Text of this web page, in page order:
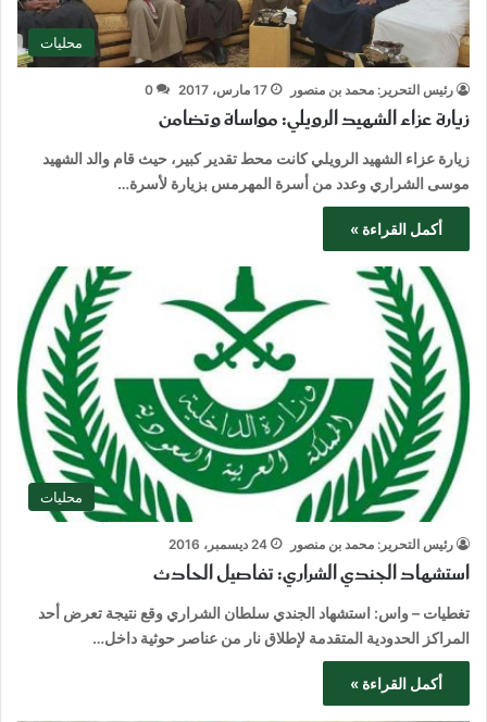
محليات
رئيس التحرير: محمد بن منصور 17 مارس، 2017 0
زيارة عزاء الشهيد الرويلي: مواساة وتضامن
زيارة عزاء الشهيد الرويلي كانت محط تقدير كبير، حيث قام والد الشهيد
موسى الشراري وعدد من أسرة المهرمس بزيارة لأسرة…
أكمل القراءة »
محليات
رئيس التحرير: محمد بن منصور 24 ديسمبر، 2016
استشهاد الجندي الشراري: تفاصيل الحادث
تغطيات – واس: استشهاد الجندي سلطان الشراري وقع نتيجة تعرض أحد
المراكز الحدودية المتقدمة لإطلاق نار من عناصر حوثية داخل…
أكمل القراءة »